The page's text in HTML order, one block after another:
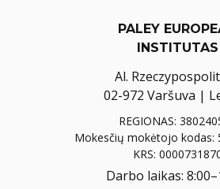
PALEY
INSTITUTAS
Al.
02-972 Varšuva |
REGIONAS:
Mokesčių mokėtojo kodas:
KRS:
Darbo laikas: